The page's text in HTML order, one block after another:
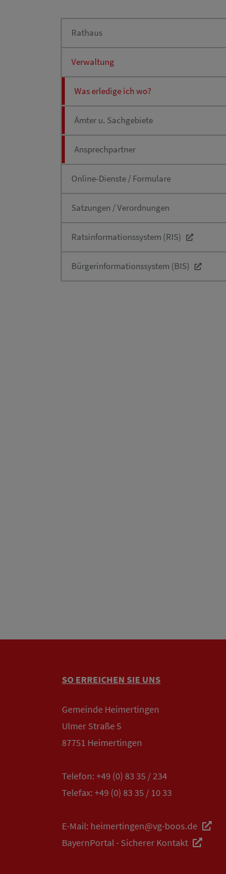
Rathaus
Verwaltung
Was erledige ich wo?
Ämter u. Sachgebiete
Ansprechpartner
Online-Dienste / Formulare
Satzungen / Verordnungen
Ratsinformationssystem (RIS)
Bürgerinformationssystem (BIS)
SO ERREICHEN SIE UNS
Gemeinde Heimertingen
Ulmer Straße 5
87751 Heimertingen
Telefon: +49 (0) 83 35 / 234
Telefax: +49 (0) 83 35 / 10 33
E-Mail: heimertingen@vg-boos.de
BayernPortal - Sicherer Kontakt